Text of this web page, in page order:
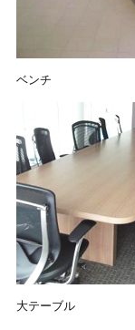
ベンチ
大テーブル